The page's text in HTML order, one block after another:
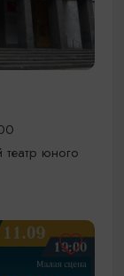
театр юного